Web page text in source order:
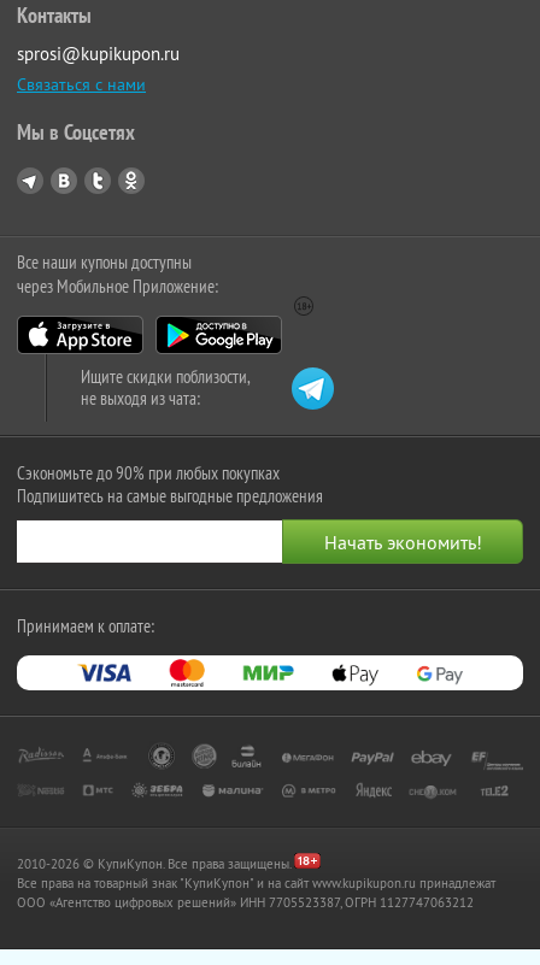
Контакты
sprosi@kupikupon.ru
Связаться с нами
Мы в Соцсетях
Все наши купоны доступны
через Мобильное Приложение:
Ищите скидки поблизости,
не выходя из чата:
Сэкономьте до 90% при любых покупках
Подпишитесь на самые выгодные предложения
Принимаем к оплате:
2010-2026 © КупиКупон. Все права защищены.
Все права на товарный знак "КупиКупон" и на сайт www.kupikupon.ru принадлежат
OOO «Агентство цифровых решений» ИНН 7705523387, ОГРН 1127747063212